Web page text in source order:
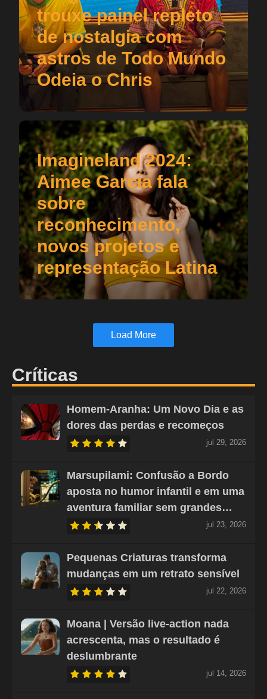
trouxe painel repleto
de nostalgia com
astros de Todo Mundo
Odeia o Chris
Imagineland 2024:
Aimee Garcia fala
sobre
reconhecimento,
novos projetos e
representação Latina
Load More
Críticas
Homem-Aranha: Um Novo Dia e as
dores das perdas e recomeços
jul 29, 2026
Marsupilami: Confusão a Bordo
aposta no humor infantil e em uma
aventura familiar sem grandes…
jul 23, 2026
Pequenas Criaturas transforma
mudanças em um retrato sensível
jul 22, 2026
Moana | Versão live-action nada
acrescenta, mas o resultado é
deslumbrante
jul 14, 2026